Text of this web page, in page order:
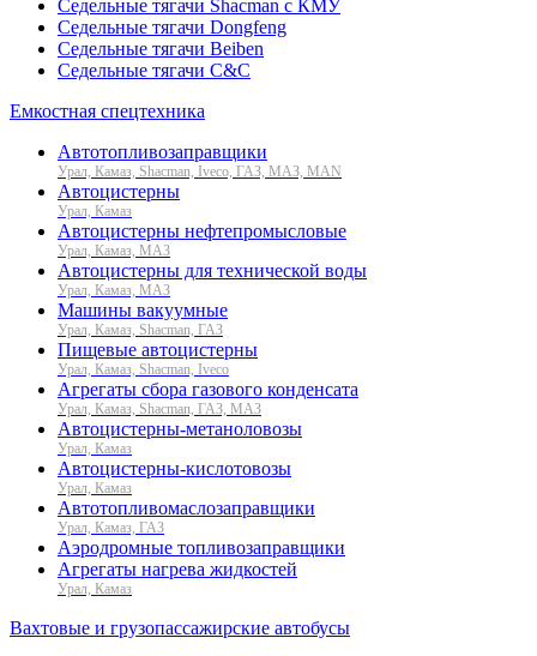
Седельные тягачи Shacman с КМУ
Седельные тягачи Dongfeng
Седельные тягачи Beiben
Седельные тягачи C&C
Емкостная спецтехника
Автотопливозаправщики
Урал, Камаз, Shacman, Iveco, ГАЗ, МАЗ, MAN
Автоцистерны
Урал, Камаз
Автоцистерны нефтепромысловые
Урал, Камаз, МАЗ
Автоцистерны для технической воды
Урал, Камаз, МАЗ
Машины вакуумные
Урал, Камаз, Shacman, ГАЗ
Пищевые автоцистерны
Урал, Камаз, Shacman, Iveco
Агрегаты сбора газового конденсата
Урал, Камаз, Shacman, ГАЗ, МАЗ
Автоцистерны-метаноловозы
Урал, Камаз
Автоцистерны-кислотовозы
Урал, Камаз
Автотопливомаслозаправщики
Урал, Камаз, ГАЗ
Аэродромные топливозаправщики
Агрегаты нагрева жидкостей
Урал, Камаз
Вахтовые и грузопассажирские автобусы